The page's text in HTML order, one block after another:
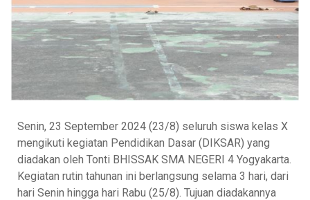
Senin, 23 September 2024 (23/8) seluruh siswa kelas X
mengikuti kegiatan Pendidikan Dasar (DIKSAR) yang
diadakan oleh Tonti BHISSAK SMA NEGERI 4 Yogyakarta.
Kegiatan rutin tahunan ini berlangsung selama 3 hari, dari
hari Senin hingga hari Rabu (25/8). Tujuan diadakannya